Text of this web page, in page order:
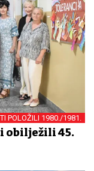
POLOŽILI 1980./1981.
obilježili 45.